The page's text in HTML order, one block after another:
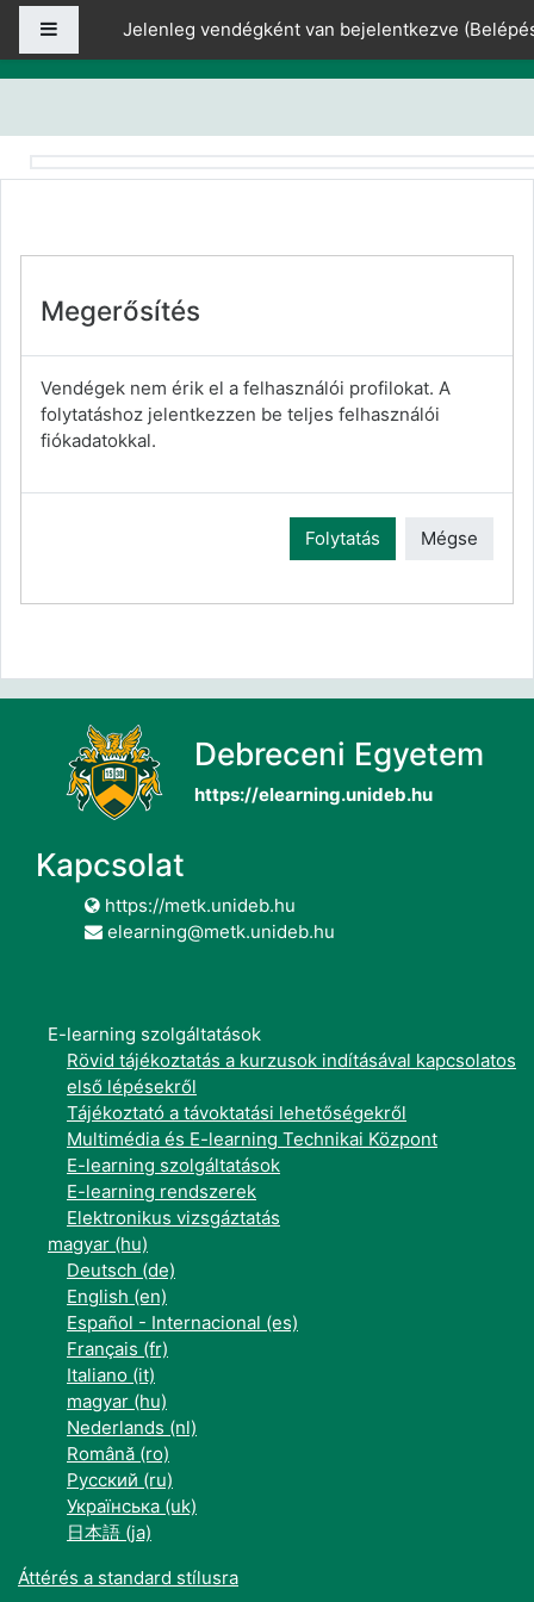
Tovább a fő tartalomhoz
OldalpanelJelenleg vendégként van bejelentkezve (
Megerősítés
Vendégek nem érik el a felhasználói profilokat. A
folytatáshoz jelentkezzen be teljes felhasználói
fiókadatokkal.
Folytatás Mégse
Debreceni Egyetem
https://elearning.unideb.hu
Kapcsolat
https://metk.unideb.hu
elearning@metk.unideb.hu
E-learning szolgáltatások
Rövid tájékoztatás a kurzusok indításával kapcsolatos
első lépésekről
Tájékoztató a távoktatási lehetőségekről
Multimédia és E-learning Technikai Központ
E-learning szolgáltatások
E-learning rendszerek
Elektronikus vizsgáztatás
magyar ‎(hu)‎
Deutsch ‎(de)‎
English ‎(en)‎
Español - Internacional ‎(es)‎
Français ‎(fr)‎
Italiano ‎(it)‎
magyar ‎(hu)‎
Nederlands ‎(nl)‎
Română ‎(ro)‎
Русский ‎(ru)‎
Українська ‎(uk)‎
日本語 ‎(ja)‎
Áttérés a standard stílusra